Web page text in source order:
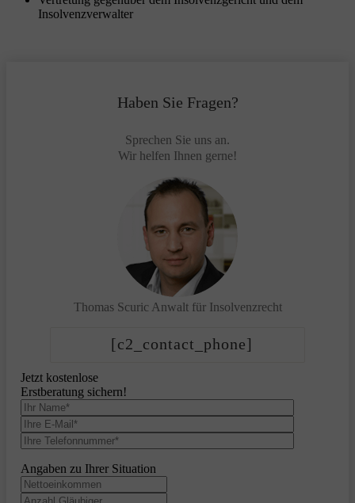
Insolvenzverwalter
Haben Sie Fragen?
Sprechen Sie uns an.
Wir helfen Ihnen gerne!
Thomas Scuric Anwalt für Insolvenzrecht
[c2_contact_phone]
Jetzt kostenlose
Erstberatung sichern!
Angaben zu Ihrer Situation